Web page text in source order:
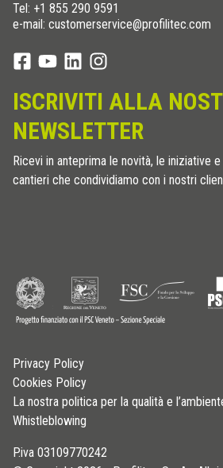
Tel: +1 855 290 9591
e-mail: customerservice@profilitec.com
ISCRIVITI ALLA
NEWSLETTER
Ricevi in anteprima le novità, le iniziative
cantieri che condividiamo con i nostri
Privacy Policy
Cookies Policy
La nostra politica per la qualità e
Whistleblowing
P.iva 03109770242